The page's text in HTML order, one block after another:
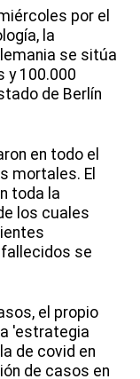
por el
la
se sitúa
y 100.000
de Berlín
en todo el
mortales. El
toda la
los cuales
se
el propio
'estrategia
de covid en
de casos en